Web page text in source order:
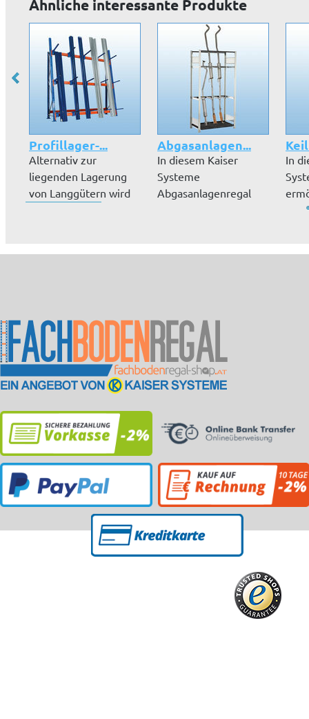
Ähnliche interessante Produkte
Profillager-...
Alternativ zur
liegenden Lagerung
von Langgütern wird
Abgasanlagen...
In diesem Kaiser
Systeme
Abgasanlagenregal
In